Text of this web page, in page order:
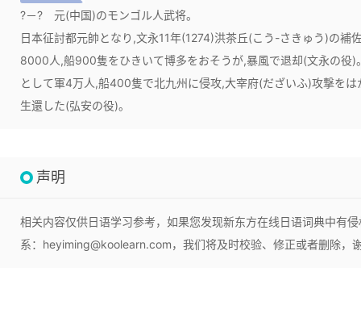
?－? 元(中国)のモンゴル人武将。
日本征討都元帥となり,文永11年(1274)洪茶丘(こう-さきゅう)の補
8000人,船900隻をひきいて博多をおそうが,暴風で退却(文永の役
として軍4万人,船400隻で北九州に侵攻,大宰府(だざいふ)攻撃を
生還した(弘安の役)。
声明
相关内容仅供日语学习参考，如果您发现新东方在线日语词典中有
系：heyiming@koolearn.com，我们将及时校验、修正或者删除，